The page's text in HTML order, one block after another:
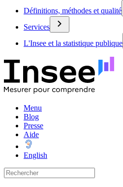
Définitions, méthodes et qualité
Services
L'Insee et la statistique publique
Menu
Blog
Presse
Aide
English